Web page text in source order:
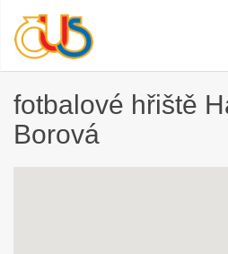
fotbalové hřiště
Borová